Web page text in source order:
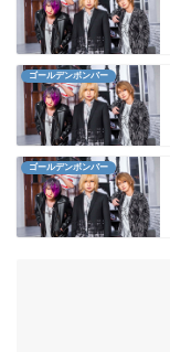
ゴールデンボンバー
ゴールデンボンバー